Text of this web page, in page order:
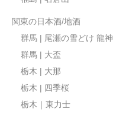
関東の日本酒/地酒
群馬 | 尾瀬の雪どけ 龍神
群馬 | 大盃
栃木 | 大那
栃木 | 四季桜
栃木｜東力士